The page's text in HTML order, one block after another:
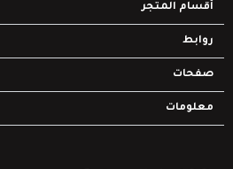
أقسام المتجر
روابط
صفحات
معلومات